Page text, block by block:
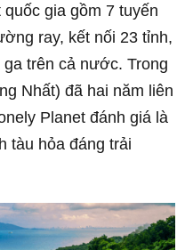
gia gồm 7 tuyến
ray, kết nối 23 tỉnh,
trên cả nước. Trong
Nhất) đã hai năm liên
Planet đánh giá là
tàu hỏa đáng trải